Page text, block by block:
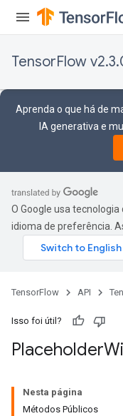
TensorFlow
Aprenda o que há de
IA generativa e
O Google usa
idioma de preferência.
TensorFlow API
Isso foi útil?
Placeholder
Nesta página
Métodos Públicos